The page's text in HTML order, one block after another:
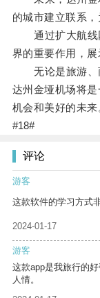
的城市建立联系，
通过扩大航线
界的重要作用，展
无论是旅游、商
达州金垭机场将
机会和美好的未来
#18#
评论
游客
这款软件的学习方式
2024-01-17
游客
这款app是我旅行的
人情。